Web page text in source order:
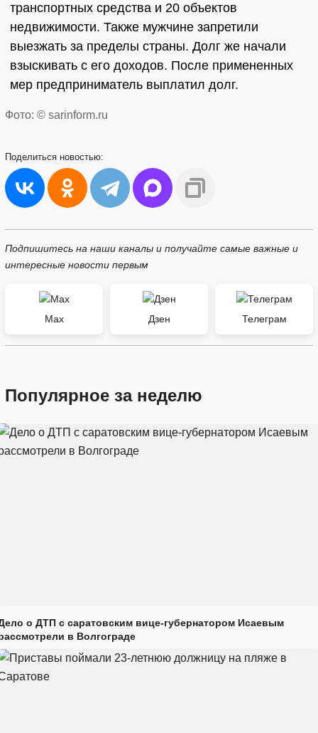
транспортных средства и 20 объектов
недвижимости. Также мужчине запретили
выезжать за пределы страны. Долг же начали
взыскивать с его доходов. После примененных
мер предприниматель выплатил долг.
Фото: © sarinform.ru
Поделиться новостью:
Подпишитесь на наши каналы и получайте самые важные и
интересные новости первым
Max Дзен Телеграм
Популярное за неделю
о ДТП с саратовским вице-губернатором Исаевым
в Волгограде